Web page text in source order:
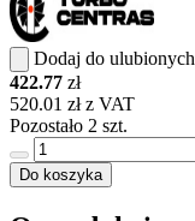
Dodaj do ulubionych
422.77 zł
520.01 zł z VAT
Pozostało 2 szt.
Do koszyka